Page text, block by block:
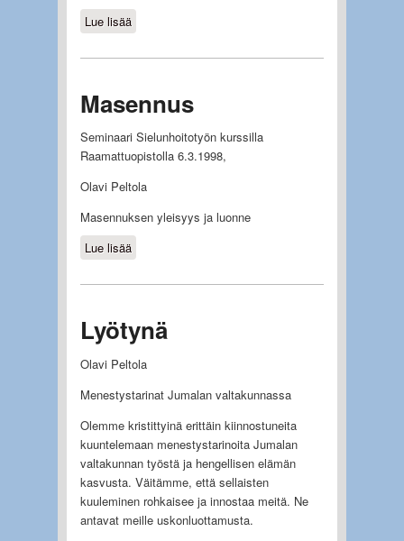
Lue lisääabout Miten jaksaa
Masennus
Seminaari Sielunhoitotyön kurssilla
Raamattuopistolla 6.3.1998,
Olavi Peltola
Masennuksen yleisyys ja luonne
Lue lisääabout Masennus
Lyötynä
Olavi Peltola
Menestystarinat Jumalan valtakunnassa
Olemme kristittyinä erittäin kiinnostuneita
kuuntelemaan menestystarinoita Jumalan
valtakunnan työstä ja hengellisen elämän
kasvusta. Väitämme, että sellaisten
kuuleminen rohkaisee ja innostaa meitä. Ne
antavat meille uskonluottamusta.